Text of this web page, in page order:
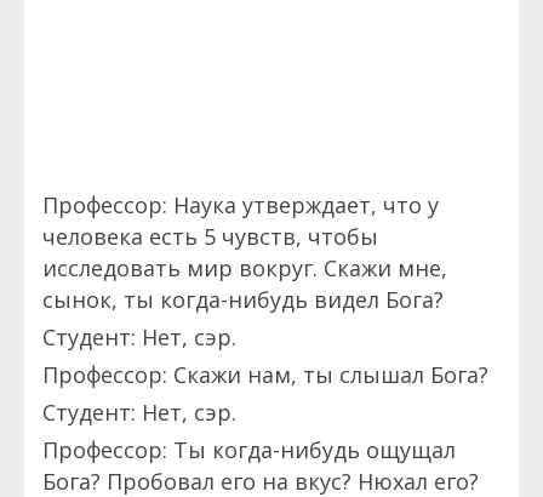
Профессор: Наука утверждает, что у
человека есть 5 чувств, чтобы
исследовать мир вокруг. Скажи мне,
сынок, ты когда-нибудь видел Бога?
Студент: Нет, сэр.
Профессор: Скажи нам, ты слышал Бога?
Студент: Нет, сэр.
Профессор: Ты когда-нибудь ощущал
Бога? Пробовал его на вкус? Нюхал его?